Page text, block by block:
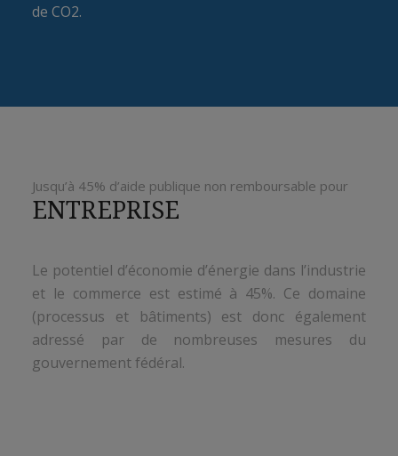
de CO2.
Jusqu’à 45% d’aide publique non remboursable pour
ENTREPRISE
Le potentiel d’économie d’énergie dans l’industrie
et le commerce est estimé à 45%. Ce domaine
(processus et bâtiments) est donc également
adressé par de nombreuses mesures du
gouvernement fédéral.